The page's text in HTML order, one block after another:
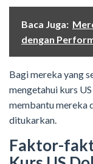
Baca Juga:
dengan
Bagi mereka yang
mengetahui kurs
membantu mereka
ditukarkan.
Faktor-